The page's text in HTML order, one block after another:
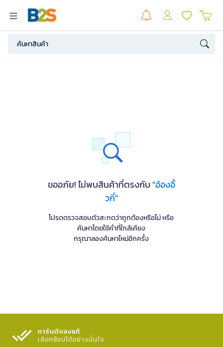
ขออภัย! ไม่พบสินค้าที่ตรงกับ"อ๋องอิ้
วกี่"
โปรดตรวจสอบตัวสะกดว่าถูกต้องหรือไม่ หรือ
ค้นหาโดยใช้คำที่ใกล้เคียง
กรุณาลองค้นหาใหม่อีกครั้ง
การันตีของแท้
เลือกช้อปได้อย่างมั่นใจ​